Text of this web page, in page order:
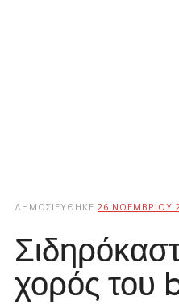
ΔΗΜΟΣΙΕΎΘΗΚΕ 26 ΝΟΕΜΒΡΊΟΥ
χορός